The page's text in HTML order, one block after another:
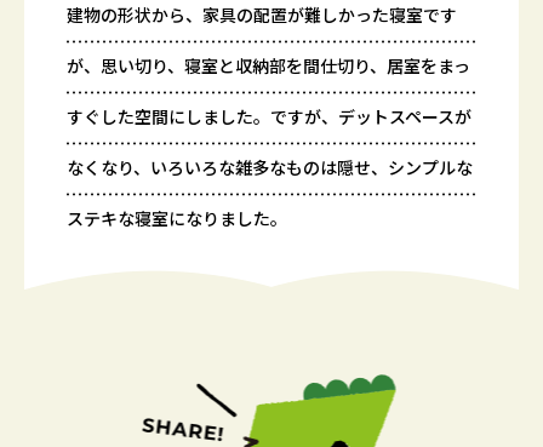
建物の形状から、家具の配置が難しかった寝室です
が、思い切り、寝室と収納部を間仕切り、居室をまっ
すぐした空間にしました。ですが、デットスペースが
なくなり、いろいろな雑多なものは隠せ、シンプルな
ステキな寝室になりました。